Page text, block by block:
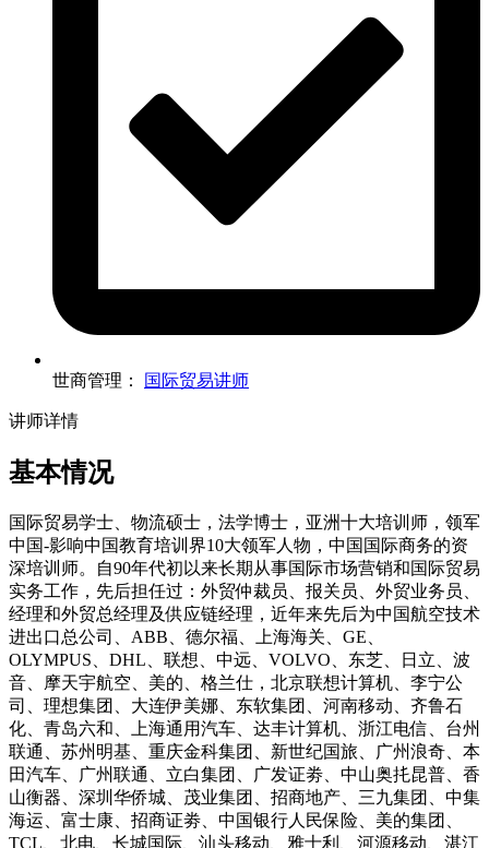
世商管理： 国际贸易讲师
讲师详情
基本情况
国际贸易学士、物流硕士，法学博士，亚洲十大培训师，领军
中国-影响中国教育培训界10大领军人物，中国国际商务的资
深培训师。自90年代初以来长期从事国际市场营销和国际贸易
实务工作，先后担任过：外贸仲裁员、报关员、外贸业务员、
经理和外贸总经理及供应链经理，近年来先后为中国航空技术
进出口总公司、ABB、德尔福、上海海关、GE、
OLYMPUS、DHL、联想、中远、VOLVO、东芝、日立、波
音、摩天宇航空、美的、格兰仕，北京联想计算机、李宁公
司、理想集团、大连伊美娜、东软集团、河南移动、齐鲁石
化、青岛六和、上海通用汽车、达丰计算机、浙江电信、台州
联通、苏州明基、重庆金科集团、新世纪国旅、广州浪奇、本
田汽车、广州联通、立白集团、广发证劵、中山奥扥昆普、香
山衡器、深圳华侨城、茂业集团、招商地产、三九集团、中集
海运、富士康、招商证劵、中国银行人民保险、美的集团、
TCL、北电、长城国际、汕头移动、雅士利、河源移动、湛江